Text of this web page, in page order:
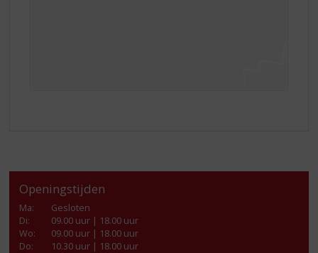
Openingstijden
Ma:
Gesloten
Di:
09.00 uur | 18.00 uur
Wo:
09.00 uur | 18.00 uur
Do:
10.30 uur | 18.00 uur